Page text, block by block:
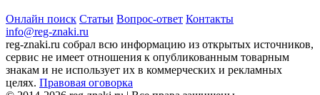
Онлайн поиск Статьи Вопрос-ответ Контакты
info@reg-znaki.ru
reg-znaki.ru собрал всю информацию из открытых источников,
сервис не имеет отношения к опубликованным товарным
знакам и не использует их в коммерческих и рекламных
целях. Правовая оговорка